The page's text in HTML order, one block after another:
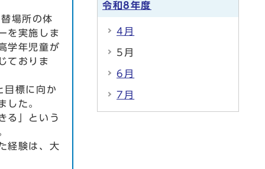
場所の体
を実施しま
学年児童が
ておりま
目標に向か
した。
る」という
経験は、大
令和8年度
4月
5月
6月
7月